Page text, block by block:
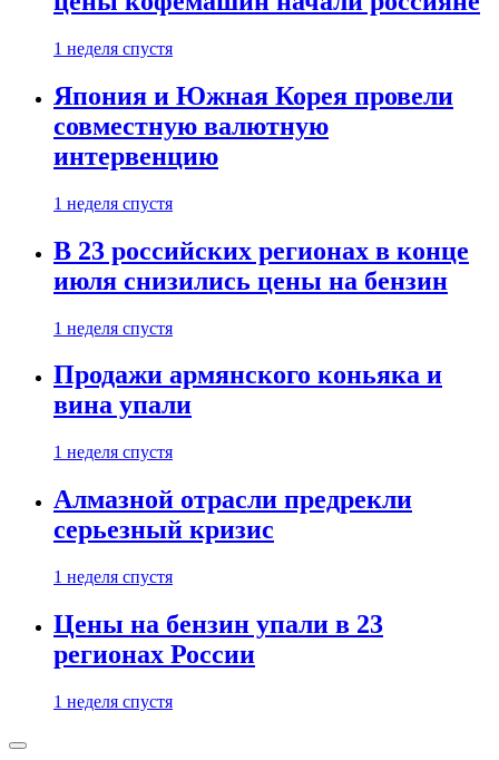
1 неделя спустя
Япония и Южная Корея провели
совместную валютную
интервенцию
1 неделя спустя
В 23 российских регионах в конце
июля снизились цены на бензин
1 неделя спустя
Продажи армянского коньяка и
вина упали
1 неделя спустя
Алмазной отрасли предрекли
серьезный кризис
1 неделя спустя
Цены на бензин упали в 23
регионах России
1 неделя спустя